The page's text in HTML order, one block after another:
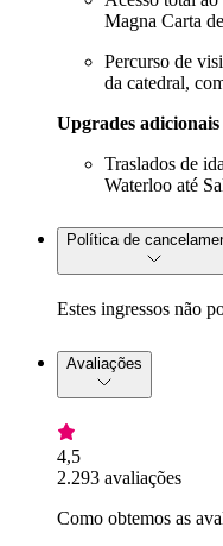
Magna Carta
Percurso de
da catedral,
Upgrades adicionais
Traslados de
Waterloo até
Política de
Estes ingressos não
Avaliações
4,5
2.293 avaliações
Como obtemos as